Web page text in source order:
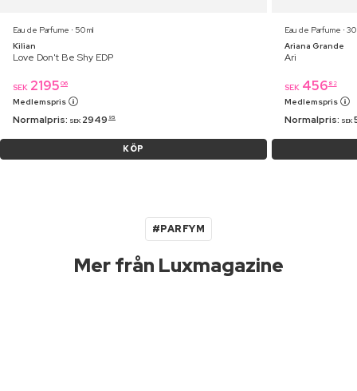
Eau de Parfume ⋅ 50 ml
Kilian
Love Don't Be Shy EDP
SEK 2195 06
Medlemspris
Normalpris: SEK 2949 95
KÖP
Eau de Parfume ⋅ 30
Ariana Grande
Ari
SEK 456 82
Medlemspris
Normalpris: SEK
#PARFYM
Mer från Luxmagazine